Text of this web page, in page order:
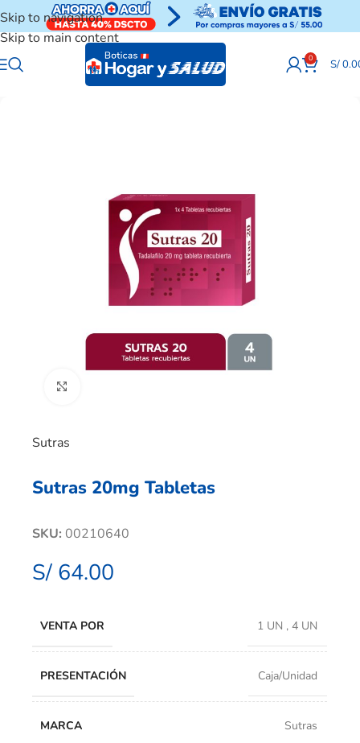
Skip to navigation
Skip to main content
0 S/
Sutras
Sutras 20mg Tabletas
SKU: 00210640
S/ 64.00
VENTA POR 1 UN , 4 UN
PRESENTACIÓN Caja/Unidad
MARCA Sutras